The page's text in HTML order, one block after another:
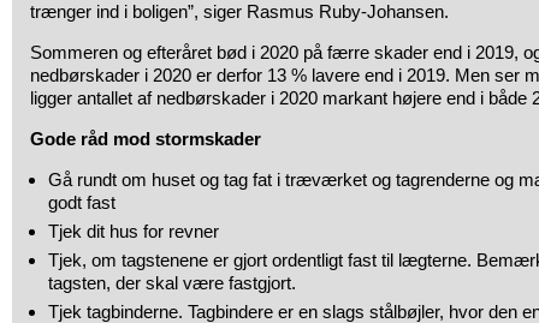
trænger ind i boligen”, siger Rasmus Ruby-Johansen.
Sommeren og efteråret bød i 2020 på færre skader end i 2019,
nedbørskader i 2020 er derfor 13 % lavere end i 2019. Men ser
ligger antallet af nedbørskader i 2020 markant højere end i både
Gode råd mod stormskader
Gå rundt om huset og tag fat i træværket og tagrenderne og
godt fast
Tjek dit hus for revner
Tjek, om tagstenene er gjort ordentligt fast til lægterne.
tagsten, der skal være fastgjort.
Tjek tagbinderne. Tagbindere er en slags stålbøjler, hvor den